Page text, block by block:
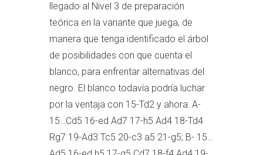
llegado al Nivel 3 de preparación
teórica en la variante que juega, de
manera que tenga identificado el árbol
de posibilidades con que cuenta el
blanco, para enfrentar alternativas del
negro. El blanco todavía podría luchar
por la ventaja con 15-Td2 y ahora: A-
15…Cd5 16-ed Ad7 17-h5 Ad4 18-Td4
Rg7 19-Ad3 Tc5 20-c3 a5 21-g5; B- 15…